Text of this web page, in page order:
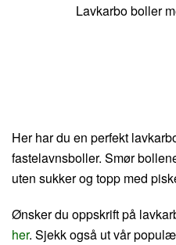
Lavkarbo boller
Her har du en perfekt
fastelavnsboller. Smør
uten sukker og topp med
Ønsker du oppskrift på
her. Sjekk også ut vår